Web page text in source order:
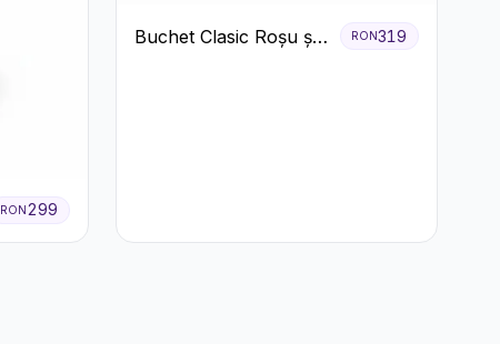
RON299
Buchet Clasic Roșu și
RON319